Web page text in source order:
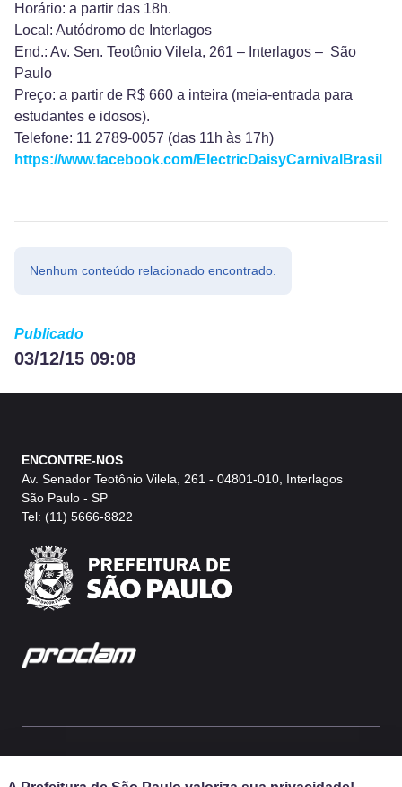
Horário: a partir das 18h.
Local: Autódromo de Interlagos
End.: Av. Sen. Teotônio Vilela, 261 – Interlagos – São
Paulo
Preço: a partir de R$ 660 a inteira (meia-entrada para
estudantes e idosos).
Telefone: 11 2789-0057 (das 11h às 17h)
https://www.facebook.com/ElectricDaisyCarnivalBrasil
Nenhum conteúdo relacionado encontrado.
Publicado
03/12/15 09:08
ENCONTRE-NOS
Av. Senador Teotônio Vilela, 261 - 04801-010, Interlagos
São Paulo - SP
Tel: (11) 5666-8822